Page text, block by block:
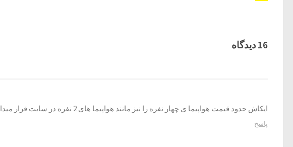
16 دیدگاه‌
ایکاش حدود قیمت هواپیما ی چهار نفره را نیز مانند هواپیما های 2 نفره در سایت قرار میدادید.ممنون
پاسخ